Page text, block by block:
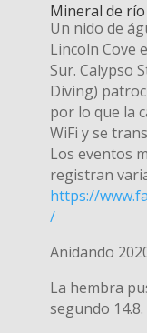
Mineral de
Un nido de
Lincoln Cove
Sur. Calypso
Diving)
por lo que la
WiFi y se
Los eventos
registran
https://
/
Anidando
La hembra
segundo